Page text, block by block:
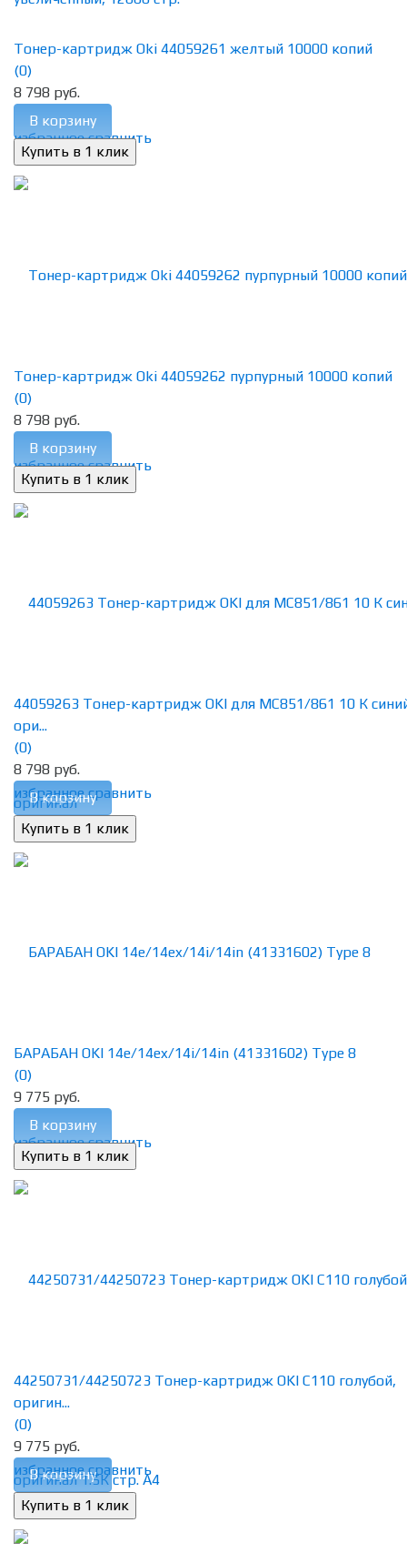
избранное сравнить
Тонер-картридж Oki 44059261 желтый 10000 копий
(0)
8 798 руб.
В корзину
избранное сравнить
Тонер-картридж Oki 44059262 пурпурный 10000 копий
(0)
8 798 руб.
В корзину
избранное сравнить
44059263 Тонер-картридж OKI для MC851/861 10 К
ори...
(0)
8 798 руб.
В корзину
избранное сравнить
БАРАБАН OKI 14e/14ex/14i/14in (41331602) Type 8
(0)
9 775 руб.
В корзину
избранное сравнить
44250731/44250723 Тонер-картридж OKI C110 голубой,
оригин...
(0)
9 775 руб.
В корзину